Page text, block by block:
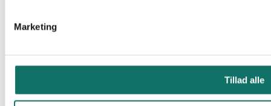
Marketing
Tillad alle
Hassellunden 7
2765 Smørum